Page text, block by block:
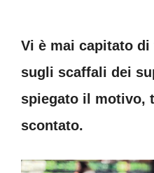
Vi è mai capitato
sugli scaffali dei
spiegato il motivo,
scontato.